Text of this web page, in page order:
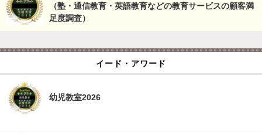
（塾・通信教育・英語教育などの教育サービスの顧客満
足度調査）
イード・アワード
幼児教室2026